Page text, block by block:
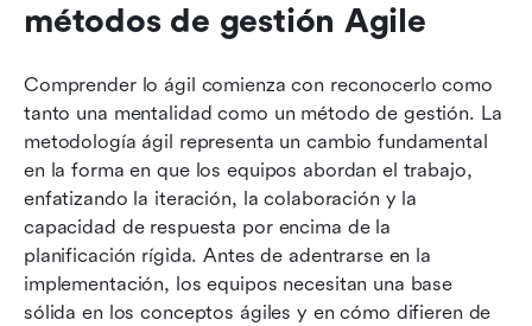
métodos de gestión Agile
Comprender lo ágil comienza con reconocerlo como
tanto una mentalidad como un método de gestión. La
metodología ágil representa un cambio fundamental
en la forma en que los equipos abordan el trabajo,
enfatizando la iteración, la colaboración y la
capacidad de respuesta por encima de la
planificación rígida. Antes de adentrarse en la
implementación, los equipos necesitan una base
sólida en los conceptos ágiles y en cómo difieren de